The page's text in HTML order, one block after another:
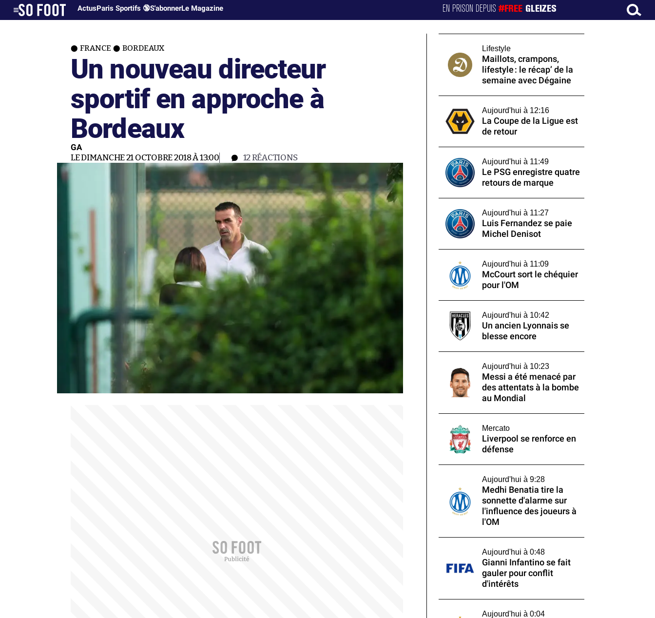
ActusParis Sportifs 🔞S'abonnerLe Magazine EN PRISON DEPUIS#FREE GLEIZES
FRANCE BORDEAUX
Un nouveau directeur
sportif en approche à
Bordeaux
GA
LE DIMANCHE 21 OCTOBRE 2018 À 13:00 12RÉACTIONS
Lifestyle
Maillots, crampons,
lifestyle : le récap’ de la
semaine avec Dégaine
Aujourd'hui à 12:16
La Coupe de la Ligue est
de retour
Aujourd'hui à 11:49
Le PSG enregistre quatre
retours de marque
Aujourd'hui à 11:27
Luis Fernandez se paie
Michel Denisot
Aujourd'hui à 11:09
McCourt sort le chéquier
pour l'OM
Aujourd'hui à 10:42
Un ancien Lyonnais se
blesse encore
Aujourd'hui à 10:23
Messi a été menacé par
des attentats à la bombe
au Mondial
Mercato
Liverpool se renforce en
défense
Aujourd'hui à 9:28
Medhi Benatia tire la
sonnette d'alarme sur
l'influence des joueurs à
l'OM
Aujourd'hui à 0:48
Gianni Infantino se fait
gauler pour conflit
d'intérêts
Aujourd'hui à 0:04